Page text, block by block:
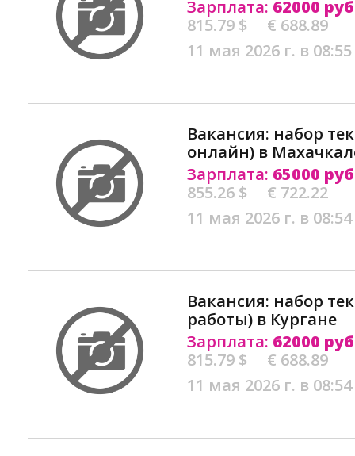
Зарплата: 62000
815.79 $
€ 688.89
11 мая 2026 г. в 08:55
Вакансия: набор
онлайн) в
Зарплата: 65000
855.26 $
€ 722.22
11 мая 2026 г. в 08:54
Вакансия: набор
работы) в Кургане
Зарплата: 62000
815.79 $
€ 688.89
11 мая 2026 г. в 08:54